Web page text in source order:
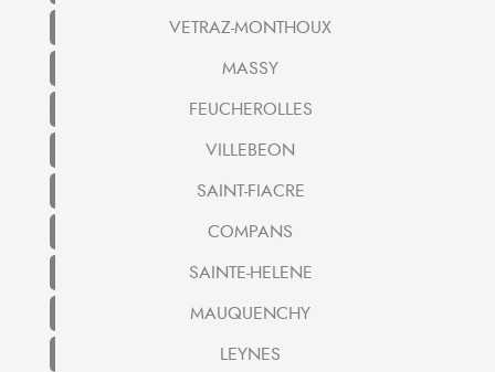
VETRAZ-MONTHOUX
MASSY
FEUCHEROLLES
VILLEBEON
SAINT-FIACRE
COMPANS
SAINTE-HELENE
MAUQUENCHY
LEYNES